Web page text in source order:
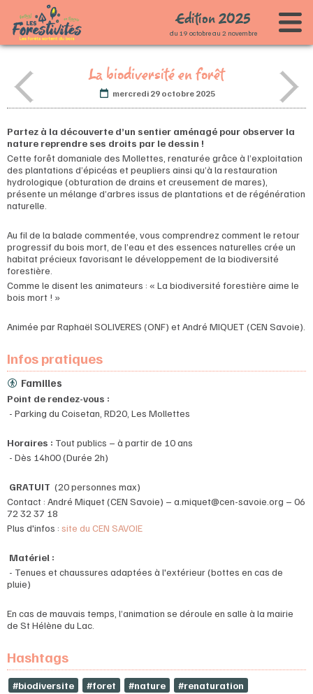
Edition2025
du 19 octobre au 2 novembre
Le festival
Présentation du festival
Les co-porteurs
Programme
Agenda
Carte des animations
Journée d'ouverture - 19 octobre
Spectacle "REBRANCHAGE"
Infos pratiques
Partenaires
Espace presse
Contact
La biodiversité en forêt
mercredi 29 octobre 2025
Partez à la découverte d’un sentier aménagé pour observer la
nature reprendre ses droits par le dessin !
Cette forêt domaniale des Mollettes, renaturée grâce à l’exploitation
des plantations d’épicéas et peupliers ainsi qu’à la restauration
hydrologique (obturation de drains et creusement de mares),
présente un mélange d’arbres issus de plantations et de régénération
naturelle.
Au fil de la balade commentée, vous comprendrez comment le retour
progressif du bois mort, de l’eau et des essences naturelles crée un
habitat précieux favorisant le développement de la biodiversité
forestière.
Comme le disent les animateurs : « La biodiversité forestière aime le
bois mort ! »
Animée par Raphaël SOLIVERES (ONF) et André MIQUET (CEN Savoie).
Infos pratiques
Familles
Point de rendez-vous :
- Parking du Coisetan, RD20, Les Mollettes
Horaires : Tout publics – à partir de 10 ans
- Dès 14h00 (Durée 2h)
GRATUIT (20 personnes max)
Contact : André Miquet (CEN Savoie) – a.miquet@cen-savoie.org – 06
72 32 37 18
Plus d'infos : site du CEN SAVOIE
Matériel :
- Tenues et chaussures adaptées à l'extérieur (bottes en cas de
pluie)
En cas de mauvais temps, l’animation se déroule en salle à la mairie
de St Hélène du Lac.
Hashtags
#biodiversite #foret #nature
#renaturation